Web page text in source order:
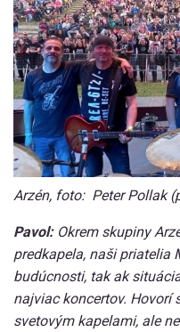
Arzén, foto: Peter Pollak
Pavol:Okrem skupiny
predkapela, naši priatelia
budúcnosti, tak ak
najviac koncertov. Hovorí
svetovým kapelami, ale